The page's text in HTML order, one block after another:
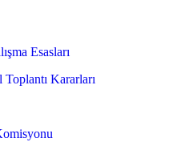
Esasları
Kararları